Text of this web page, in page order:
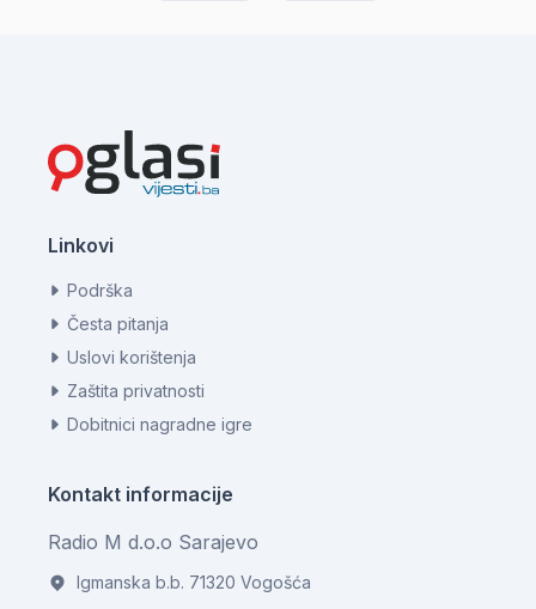
Linkovi
Podrška
Česta pitanja
Uslovi korištenja
Zaštita privatnosti
Dobitnici nagradne igre
Kontakt informacije
Radio M d.o.o Sarajevo
Igmanska b.b. 71320 Vogošća